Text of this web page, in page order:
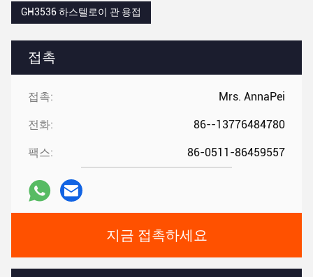
접촉
접촉: Mrs. AnnaPei
전화: 86--13776484780
팩스: 86-0511-86459557
지금 접촉하세요
GH3536 하스텔로이 관 용접